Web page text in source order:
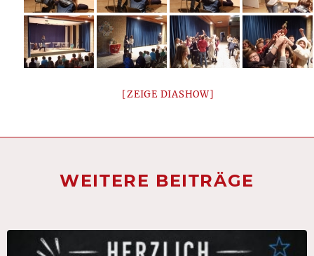
[ZEIGE DIASHOW]
WEITERE BEITRÄGE